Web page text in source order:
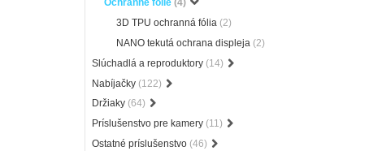
Ochranné fólie (4)
3D TPU ochranná fólia (2)
NANO tekutá ochrana displeja (2)
Slúchadlá a reproduktory (14)
Nabíjačky (122)
Držiaky (64)
Príslušenstvo pre kamery (11)
Ostatné príslušenstvo (46)